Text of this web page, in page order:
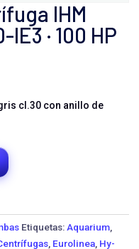
IHM
· 100 HP
cl.30 con anillo de
Etiquetas: Aquarium
Eurolinea Hy-